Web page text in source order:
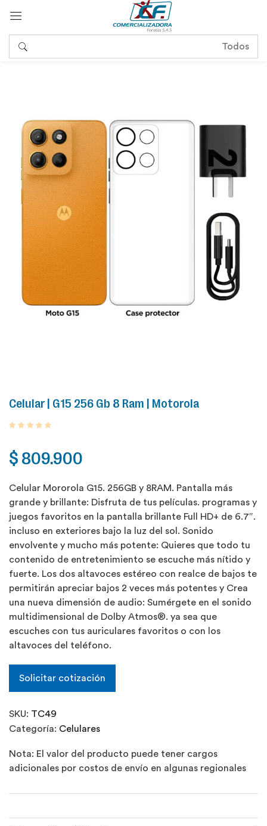
Celular | G15 256 Gb 8 Ram | Motorola
$ 809.900
Celular Mororola G15. 256GB y 8RAM. Pantalla más
grande y brillante: Disfruta de tus películas. programas y
juegos favoritos en la pantalla brillante Full HD+ de 6.7″.
incluso en exteriores bajo la luz del sol. Sonido
envolvente y mucho más potente: Quieres que todo tu
contenido de entretenimiento se escuche más nítido y
fuerte. Los dos altavoces estéreo con realce de bajos te
permitirán apreciar bajos 2 veces más potentes y Crea
una nueva dimensión de audio: Sumérgete en el sonido
multidimensional de Dolby Atmos®. ya sea que
escuches con tus auriculares favoritos o con los
altavoces del teléfono.
Solicitar cotización
SKU: TC49
Categoría: Celulares
Nota: El valor del producto puede tener cargos
adicionales por costos de envío en algunas regionales
Sign in
Remember me